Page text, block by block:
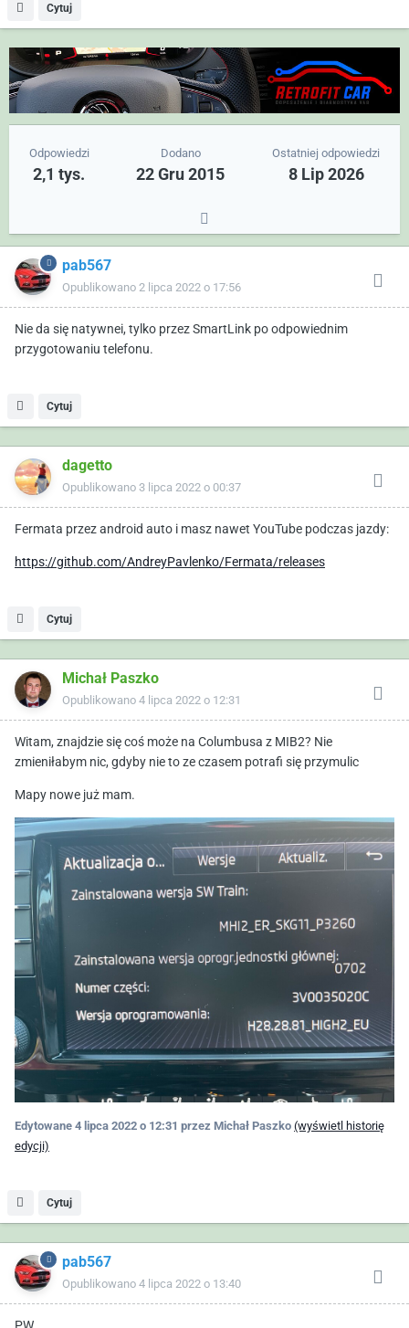
Cytuj
Odpowiedzi
2,1 tys.
Dodano
22 Gru 2015
Ostatniej odpowiedzi
8 Lip 2026
pab567
Opublikowano 2 lipca 2022 o 17:56
Nie da się natywnei, tylko przez SmartLink po odpowiednim
przygotowaniu telefonu.
Cytuj
dagetto
Opublikowano 3 lipca 2022 o 00:37
Fermata przez android auto i masz nawet YouTube podczas jazdy:
https://github.com/AndreyPavlenko/Fermata/releases
Cytuj
Michał Paszko
Opublikowano 4 lipca 2022 o 12:31
Witam, znajdzie się coś może na Columbusa z MIB2? Nie
zmieniłabym nic, gdyby nie to ze czasem potrafi się przymulic
Mapy nowe już mam.
Edytowane 4 lipca 2022 o 12:31 przez Michał Paszko (wyświetl historię
edycji)
Cytuj
pab567
Opublikowano 4 lipca 2022 o 13:40